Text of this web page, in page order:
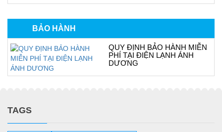
BẢO HÀNH
QUY ĐỊNH BẢO HÀNH MIỄN
PHÍ TẠI ĐIỆN LẠNH ÁNH
DƯƠNG
TAGS